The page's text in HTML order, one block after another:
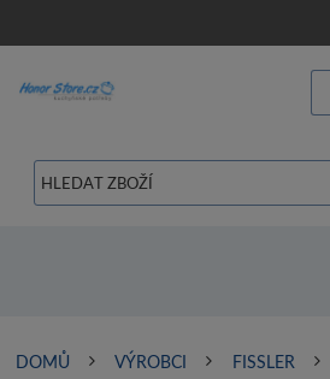
DOMŮ VÝROBCI FISSLER